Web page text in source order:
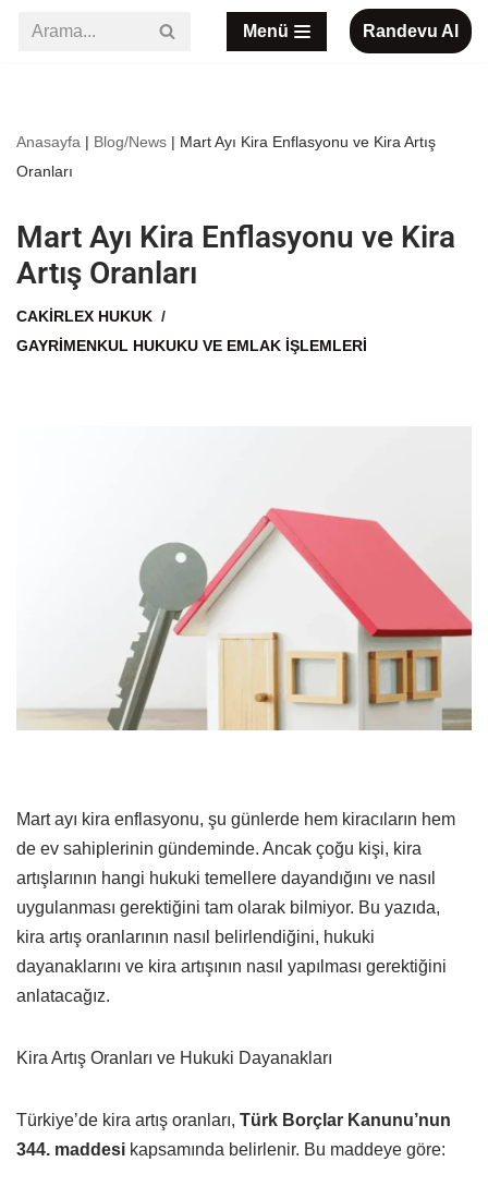
Menü Randevu Al
Anasayfa | Blog/News | Mart Ayı Kira Enflasyonu ve Kira Artış
Oranları
Mart Ayı Kira Enflasyonu ve Kira
Artış Oranları
CAKIRLEX HUKUK
GAYRIMENKUL HUKUKU VE EMLAK İŞLEMLERI
Mart ayı kira enflasyonu, şu günlerde hem kiracıların hem
de ev sahiplerinin gündeminde. Ancak çoğu kişi, kira
artışlarının hangi hukuki temellere dayandığını ve nasıl
uygulanması gerektiğini tam olarak bilmiyor. Bu yazıda,
kira artış oranlarının nasıl belirlendiğini, hukuki
dayanaklarını ve kira artışının nasıl yapılması gerektiğini
anlatacağız.
Kira Artış Oranları ve Hukuki Dayanakları
Türkiye’de kira artış oranları, Türk Borçlar Kanunu’nun
344. maddesi kapsamında belirlenir. Bu maddeye göre: